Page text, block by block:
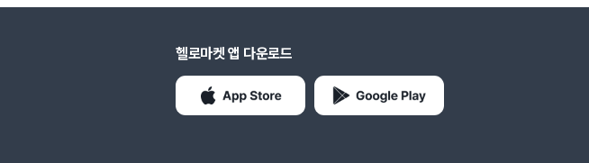
헬로마켓 앱 다운로드